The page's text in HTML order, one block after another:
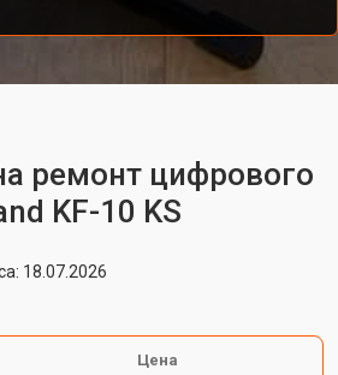
ремонт цифрового
KF-10 KS
18.07.2026
Цена